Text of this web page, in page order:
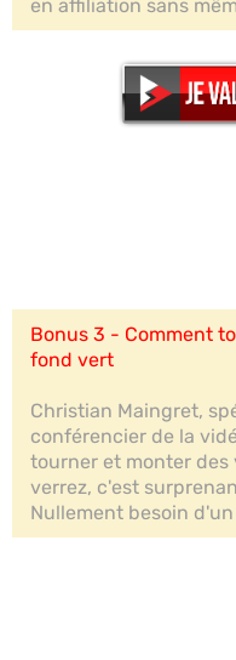
en affiliation sans
Bonus 3 - Comment
fond vert
Christian Maingret,
conférencier de la
tourner et monter des
verrez, c'est
Nullement besoin